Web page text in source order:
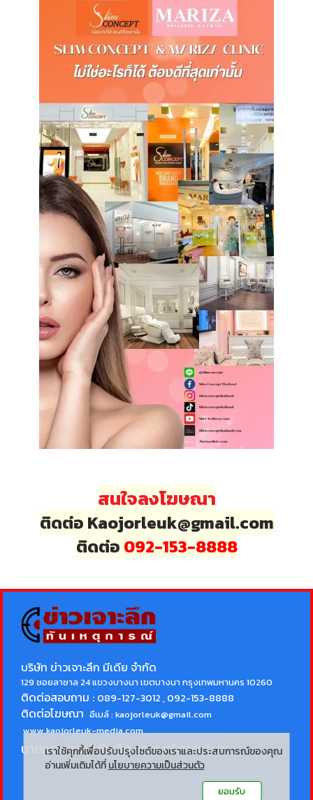
สนใจลงโฆษณา
ติดต่อ Kaojorleuk@gmail.com
ติดต่อ 092-153-8888
บริษัท ข่าวเจาะลึก มีเดีย จำกัด
129 ซอยลาซาล 24 แขวงบางนา เขตบางนา กรุงเทพมหานคร 10260
ติดต่อสอบถาม : 089-127-3012 , 092-153-8888
ติดต่อโฆษณา อีเมล์ :kaojorleuk@gmail.com
www.kaojorleuk-media.com
นายกรธนพล วิลัยเลิศบรรณาธิการบริหาร
เราใช้คุกกี้เพื่อปรับปรุงไซต์ของเราและประสบการณ์ของคุณ
อ่านเพิ่มเติมได้ที่ นโยบายความเป็นส่วนตัว
ยอมรับ